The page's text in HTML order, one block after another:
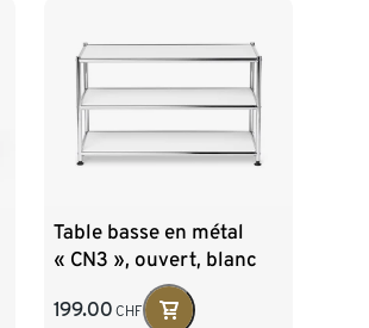
Table basse en métal
« CN3 », ouvert, blanc
199.00 CHF